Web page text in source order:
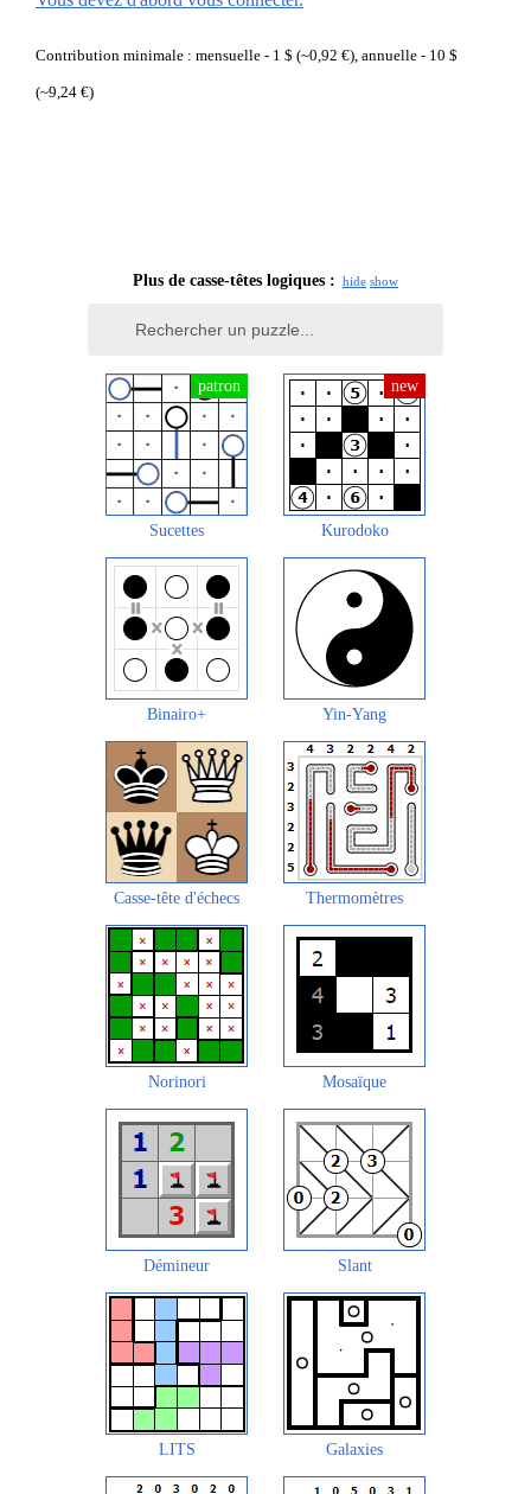
Contribution minimale : mensuelle - 1 $ (~0,92 €), annuelle - 10 $
(~9,24 €)
Plus de casse-têtes logiques : hide show
Sucettes Kurodoko
Binairo+ Yin-Yang
Casse-tête d'échecs Thermomètres
Norinori Mosaïque
Démineur Slant
LITS Galaxies